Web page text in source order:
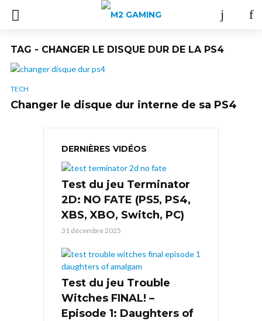
TAG - CHANGER LE DISQUE DUR DE LA PS4
TECH
Changer le disque dur interne de sa PS4
DERNIÈRES VIDÉOS
Test du jeu Terminator
2D: NO FATE (PS5, PS4,
XBS, XBO, Switch, PC)
31 décembre 2025
Test du jeu Trouble
Witches FINAL! –
Episode 1: Daughters of